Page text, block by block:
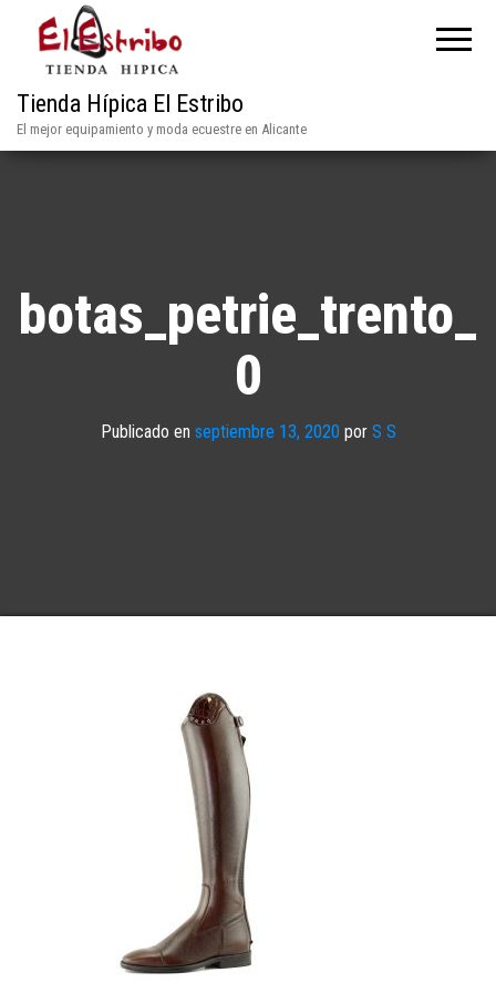
Tienda Hípica El Estribo
El mejor equipamiento y moda ecuestre en Alicante
botas_petrie_trento_
0
Publicado en septiembre 13, 2020 por S S